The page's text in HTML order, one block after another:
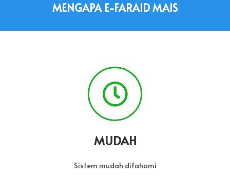
MENGAPA E-FARAID MAIS
MUDAH
Sistem mudah difahami